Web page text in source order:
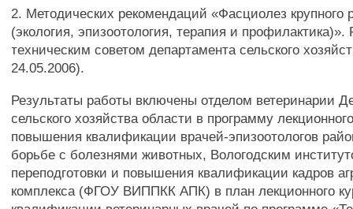
2. Методических рекомендаций «Фасциолез крупного
(экология, эпизоотология, терапия и профилактика)».
техническим советом департамента сельского
24.05.2006).
Результаты работы включены отделом ветеринарии
сельского хозяйства области в программу
повышения квалификации врачей-эпизоотологов
борьбе с болезнями животных, Вологодским
переподготовки и повышения квалификации кадров
комплекса (ФГОУ ВИППКК АПК) в план лекционного